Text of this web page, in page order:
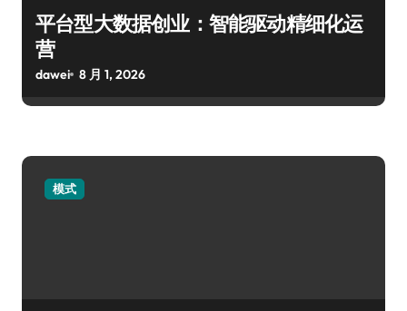
平台型大数据创业：智能驱动精细化运
营
dawei 8 月 1, 2026
模式